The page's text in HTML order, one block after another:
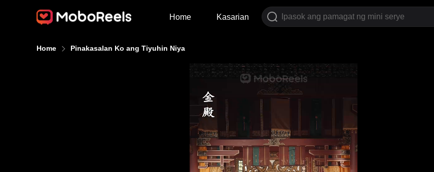
Home Kasarian
Home Pinakasalan Ko ang Tiyuhin Niya